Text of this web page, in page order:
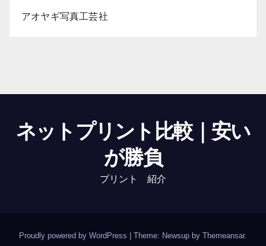
アオヤギ写真工芸社
ネットプリント比較｜安い
が勝負
プリント 紹介
Proudly powered by WordPress Theme: Newsup by Themeansar.